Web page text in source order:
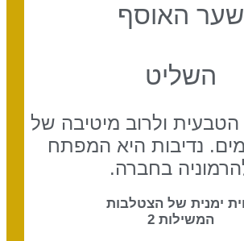
שער האוסף
השליט
ולרוב מיטיבה של
נדיבות היא המפתח
בחברה.
ימנית של הצטלבות
המשילות 2